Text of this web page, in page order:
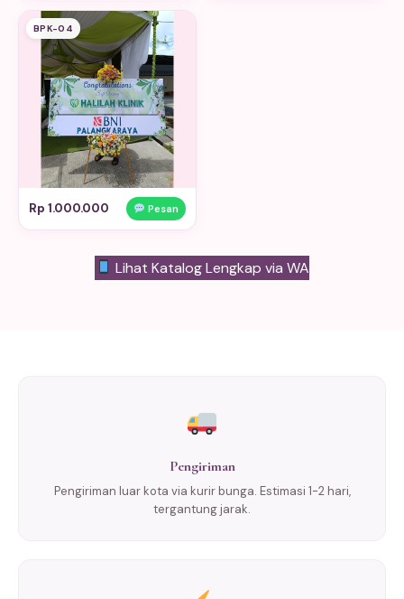
BPK-04
Rp 1.000.000 Pesan
Lihat Katalog Lengkap via WA
Pengiriman
Pengiriman luar kota via kurir bunga. Estimasi 1-2 hari,
tergantung jarak.